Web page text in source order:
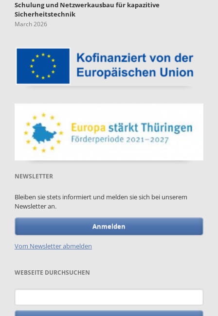
Schulung und Netzwerkausbau für kapazitive
Sicherheitstechnik
March 2026
NEWSLETTER
Bleiben sie stets informiert und melden sie sich bei unserem
Newsletter an.
Anmelden
Vom Newsletter abmelden
WEBSEITE DURCHSUCHEN
Keywords